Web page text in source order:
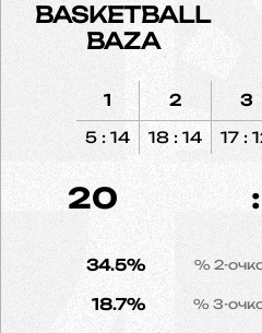
BASKETBALL
BAZA
1
5 : 14
2
18 : 14
3
17 :
20 :
34.5% % 2-
18.7% % 3-